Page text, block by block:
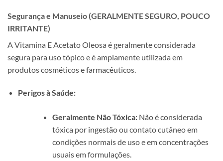
Segurança e Manuseio (GERALMENTE SEGURO, POUCO
IRRITANTE)
A Vitamina E Acetato Oleosa é geralmente considerada
segura para uso tópico e é amplamente utilizada em
produtos cosméticos e farmacêuticos.
Perigos à Saúde:
Geralmente Não Tóxica:Não é considerada
tóxica por ingestão ou contato cutâneo em
condições normais de uso e em concentrações
usuais em formulações.